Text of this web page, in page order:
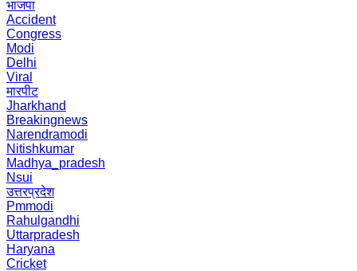
भाजपा
Accident
Congress
Modi
Delhi
Viral
मारपीट
Jharkhand
Breakingnews
Narendramodi
Nitishkumar
Madhya_pradesh
Nsui
उत्तरप्रदेश
Pmmodi
Rahulgandhi
Uttarpradesh
Haryana
Cricket